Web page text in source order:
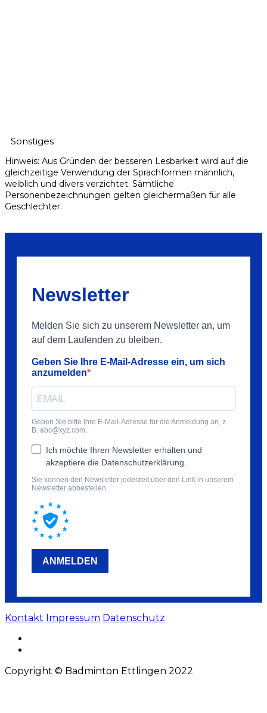
Sonstiges
Hinweis: Aus Gründen der besseren Lesbarkeit wird auf die
gleichzeitige Verwendung der Sprachformen männlich,
weiblich und divers verzichtet. Sämtliche
Personenbezeichnungen gelten gleichermaßen für alle
Geschlechter.
Kontakt Impressum Datenschutz
Copyright © Badminton Ettlingen 2022